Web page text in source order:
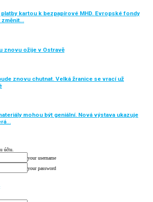
platby kartou k bezpapírové MHD. Evropské fondy
změnit…
znovu ožije v Ostravě
znovu chutnat. Velká žranice se vrací už
mohou být geniální. Nová výstava ukazuje
účtu.
your username
your password